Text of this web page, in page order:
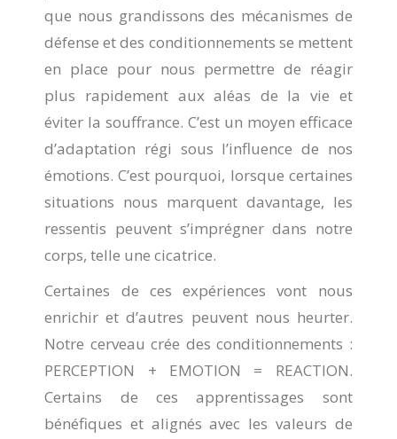
que nous grandissons des mécanismes de
défense et des conditionnements se mettent
en place pour nous permettre de réagir
plus rapidement aux aléas de la vie et
éviter la souffrance. C’est un moyen efficace
d’adaptation régi sous l’influence de nos
émotions. C’est pourquoi, lorsque certaines
situations nous marquent davantage, les
ressentis peuvent s’imprégner dans notre
corps, telle une cicatrice.
Certaines de ces expériences vont nous
enrichir et d’autres peuvent nous heurter.
Notre cerveau crée des conditionnements :
PERCEPTION + EMOTION = REACTION.
Certains de ces apprentissages sont
bénéfiques et alignés avec les valeurs de